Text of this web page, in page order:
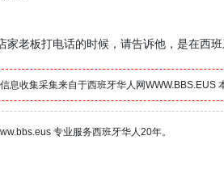
家老板打电话的时候，请告诉他，是在西班
息收集采集来自于西班牙华人网WWW.BBS.EUS
专业服务西班牙华人20年。